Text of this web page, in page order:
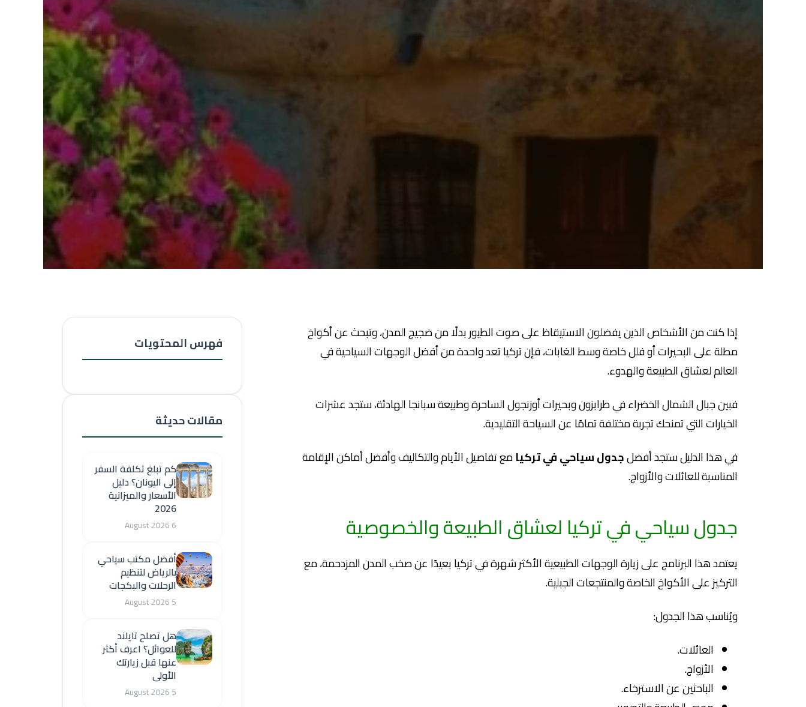
إذا كنت من الأشخاص الذين يفضلون الاستيقاظ على صوت الطيور بدلًا من ضجيج المدن، وتبحث عن أكواخ
مطلة على البحيرات أو فلل خاصة وسط الغابات، فإن تركيا تعد واحدة من أفضل الوجهات السياحية في
العالم لعشاق الطبيعة والهدوء.
فبين جبال الشمال الخضراء في طرابزون وبحيرات أوزنجول الساحرة وطبيعة سبانجا الهادئة، ستجد عشرات
الخيارات التي تمنحك تجربة مختلفة تمامًا عن السياحة التقليدية.
في هذا الدليل ستجد أفضلجدول سياحي في تركيامع تفاصيل الأيام والتكاليف وأفضل أماكن الإقامة
المناسبة للعائلات والأزواج.
جدول سياحي في تركيا لعشاق الطبيعة والخصوصية
يعتمد هذا البرنامج على زيارة الوجهات الطبيعية الأكثر شهرة في تركيا بعيدًا عن صخب المدن المزدحمة، مع
التركيز على الأكواخ الخاصة والمنتجعات الجبلية.
ويُناسب هذا الجدول:
العائلات.
الأزواج.
الباحثين عن الاسترخاء.
فهرس المحتويات
مقالات حديثة
كم تبلغ تكلفة السفر
إلى اليونان؟ دليل
الأسعار والميزانية
2026
6 August 2026
أفضل مكتب سياحي
بالرياض لتنظيم
الرحلات والبكجات
5 August 2026
هل تصلح تايلند
للعوائل؟ اعرف أكثر
عنها قبل زيارتك
الأولى
5 August 2026